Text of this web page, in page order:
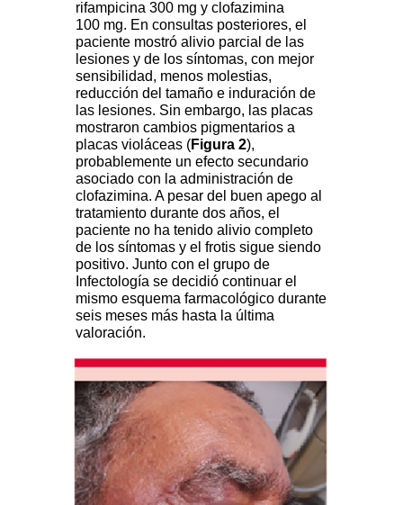
rifampicina 300 mg y clofazimina
100 mg. En consultas posteriores, el
paciente mostró alivio parcial de las
lesiones y de los síntomas, con mejor
sensibilidad, menos molestias,
reducción del tamaño e induración de
las lesiones. Sin embargo, las placas
mostraron cambios pigmentarios a
placas violáceas (Figura 2),
probablemente un efecto secundario
asociado con la administración de
clofazimina. A pesar del buen apego al
tratamiento durante dos años, el
paciente no ha tenido alivio completo
de los síntomas y el frotis sigue siendo
positivo. Junto con el grupo de
Infectología se decidió continuar el
mismo esquema farmacológico durante
seis meses más hasta la última
valoración.